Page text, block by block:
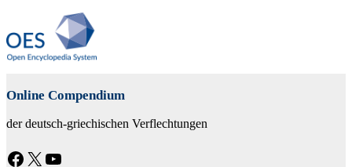
Online Compendium
der deutsch-griechischen Verflechtungen
Facebook X YouTube